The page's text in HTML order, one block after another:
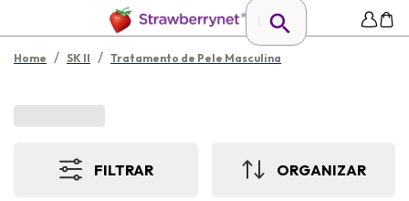
Home / SK II / Tratamento de Pele Masculina
FILTRAR ORGANIZAR